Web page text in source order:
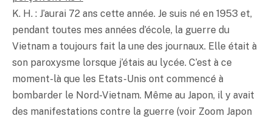
K. H. : J’aurai 72 ans cette année. Je suis né en 1953 et,
pendant toutes mes années d’école, la guerre du
Vietnam a toujours fait la une des journaux. Elle était à
son paroxysme lorsque j’étais au lycée. C’est à ce
moment-là que les Etats-Unis ont commencé à
bombarder le Nord-Vietnam. Même au Japon, il y avait
des manifestations contre la guerre (voir Zoom Japon